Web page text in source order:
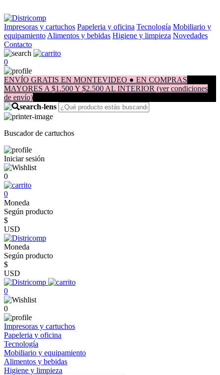
Impresoras y cartuchos Papeleria y oficina Tecnología Mobiliario y
equipamiento Alimentos y bebidas Higiene y limpieza Novedades
Contacto
0
ENVÍO GRATIS EN MONTEVIDEO ● EN COMPRAS
MAYORES A $1.500 Y $2.500 AL INTERIOR (ver condiciones
de envío)
Buscador de cartuchos
Iniciar sesión
0
0
Moneda
Según producto
$
USD
Moneda
Según producto
$
USD
0
0
Impresoras y cartuchos
Papeleria y oficina
Tecnología
Mobiliario y equipamiento
Alimentos y bebidas
Higiene y limpieza